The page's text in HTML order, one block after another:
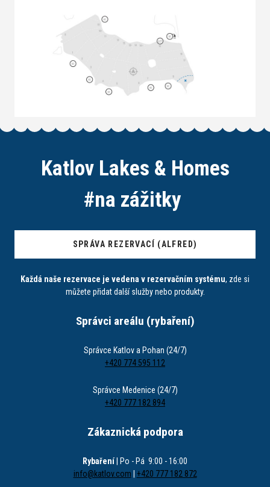
Katlov Lakes & Homes
na z ážitky
SPRÁVA REZERVACÍ (ALFRED)
Každá naše rezervace je vedena v rezervačním systému, zde si
můžete přidat další služby nebo produkty.
Správci areálu (rybaření)
Správce Katlov a Pohan (24/7)
+420 774 595 112
Správce Medenice (24/7)
+420 777 182 894
Zákaznická podpora
Rybaření| Po - Pá 9:00 - 16:00
info@katlov.com
+420 777 182 872